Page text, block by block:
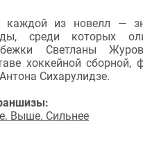
каждой из новелл —
среди которых
Светланы
хоккейной сборной,
Сихарулидзе.
Выше. Сильнее